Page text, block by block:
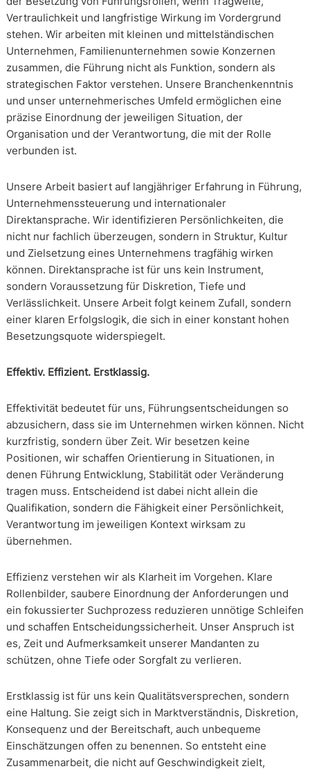
Vertraulichkeit und langfristige Wirkung im Vordergrund
stehen. Wir arbeiten mit kleinen und mittelständischen
Unternehmen, Familienunternehmen sowie Konzernen
zusammen, die Führung nicht als Funktion, sondern als
strategischen Faktor verstehen. Unsere Branchenkenntnis
und unser unternehmerisches Umfeld ermöglichen eine
präzise Einordnung der jeweiligen Situation, der
Organisation und der Verantwortung, die mit der Rolle
verbunden ist.
Unsere Arbeit basiert auf langjähriger Erfahrung in Führung,
Unternehmenssteuerung und internationaler
Direktansprache. Wir identifizieren Persönlichkeiten, die
nicht nur fachlich überzeugen, sondern in Struktur, Kultur
und Zielsetzung eines Unternehmens tragfähig wirken
können. Direktansprache ist für uns kein Instrument,
sondern Voraussetzung für Diskretion, Tiefe und
Verlässlichkeit. Unsere Arbeit folgt keinem Zufall, sondern
einer klaren Erfolgslogik, die sich in einer konstant hohen
Besetzungsquote widerspiegelt.
Effektiv. Effizient. Erstklassig.
Effektivität bedeutet für uns, Führungsentscheidungen so
abzusichern, dass sie im Unternehmen wirken können. Nicht
kurzfristig, sondern über Zeit. Wir besetzen keine
Positionen, wir schaffen Orientierung in Situationen, in
denen Führung Entwicklung, Stabilität oder Veränderung
tragen muss. Entscheidend ist dabei nicht allein die
Qualifikation, sondern die Fähigkeit einer Persönlichkeit,
Verantwortung im jeweiligen Kontext wirksam zu
übernehmen.
Effizienz verstehen wir als Klarheit im Vorgehen. Klare
Rollenbilder, saubere Einordnung der Anforderungen und
ein fokussierter Suchprozess reduzieren unnötige Schleifen
und schaffen Entscheidungssicherheit. Unser Anspruch ist
es, Zeit und Aufmerksamkeit unserer Mandanten zu
schützen, ohne Tiefe oder Sorgfalt zu verlieren.
Erstklassig ist für uns kein Qualitätsversprechen, sondern
eine Haltung. Sie zeigt sich in Marktverständnis, Diskretion,
Konsequenz und der Bereitschaft, auch unbequeme
Einschätzungen offen zu benennen. So entsteht eine
Zusammenarbeit, die nicht auf Geschwindigkeit zielt,